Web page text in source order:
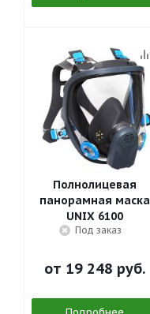
Полнолицевая
панорамная маска
UNIX 6100
Под заказ
от 19 248 руб.